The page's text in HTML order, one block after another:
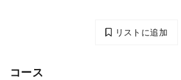
リストに追加
コース